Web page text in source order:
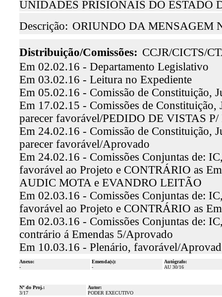
UNIDADES PRISIONAIS DO ESTADO
Descrição: ORIUNDO DA MENSAGEM
Distribuição/Comissões: CCJR/CICTS/
Em 02.02.16 - Departamento Legislativo
Em 03.02.16 - Leitura no Expediente
Em 05.02.16 - Comissão de Constituição,
Em 17.02.15 - Comissões de Constituição,
parecer favorável/PEDIDO DE VISTAS
Em 24.02.16 - Comissão de Constituição,
parecer favorável/Aprovado
Em 24.02.16 - Comissões Conjuntas de:
favorável ao Projeto e CONTRÁRIO as
AUDIC MOTA e EVANDRO LEITÃO
Em 02.03.16 - Comissões Conjuntas de:
favorável ao Projeto e CONTRÁRIO as
Em 02.03.16 - Comissões Conjuntas de:
contrário á Emendas 5/Aprovado
Em 10.03.16 - Plenário, favorável/
Anexo:
-
Emenda(s):
-
Autógrafo:
AU 30/16
Nº do Proj.:
3/17
Autor:
PODER EXECUTIVO